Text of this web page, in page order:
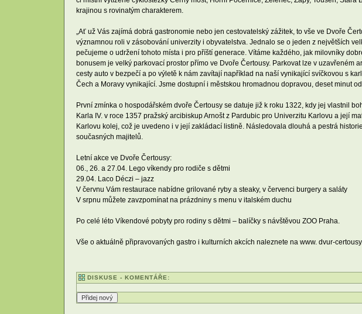
krajinou s rovinatým charakterem.
„Ať už Vás zajímá dobrá gastronomie nebo jen cestovatelský zážitek, to vše ve Dvoře
významnou roli v zásobování univerzity i obyvatelstva. Jednalo se o jeden z největších
pečujeme o udržení tohoto místa i pro příští generace. Vítáme každého, jak milovníky
bonusem je velký parkovací prostor přímo ve Dvoře Čertousy. Parkovat lze v
cesty auto v bezpečí a po výletě k nám zavítají například na naší vynikající svíčkovou s
Čech a Moravy vynikající. Jsme dostupní i městskou hromadnou dopravou, deset minut
První zmínka o hospodářském dvoře Čertousy se datuje již k roku 1322, kdy jej vlastnil
Karla IV. v roce 1357 pražský arcibiskup Arnošt z Pardubic pro Univerzitu Karlovu a její
Karlovu kolej, což je uvedeno i v její zakládací listině. Následovala dlouhá a pestrá
současných majitelů.
Letní akce ve Dvoře Čertousy:
06., 26. a 27.04. Lego víkendy pro rodiče s dětmi
29.04. Laco Déczi – jazz
V červnu Vám restaurace nabídne grilované ryby a steaky, v červenci burgery a saláty
V srpnu můžete zavzpomínat na prázdniny s menu v italském duchu
Po celé léto Víkendové pobyty pro rodiny s dětmi – balíčky s návštěvou ZOO Praha.
Vše o aktuálně připravovaných gastro i kulturních akcích naleznete na www. dvur-
DISKUSE - KOMENTÁŘE: